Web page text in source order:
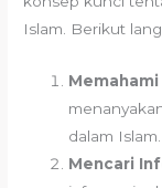
Islam. Berikut
dalam Islam.
Mencari